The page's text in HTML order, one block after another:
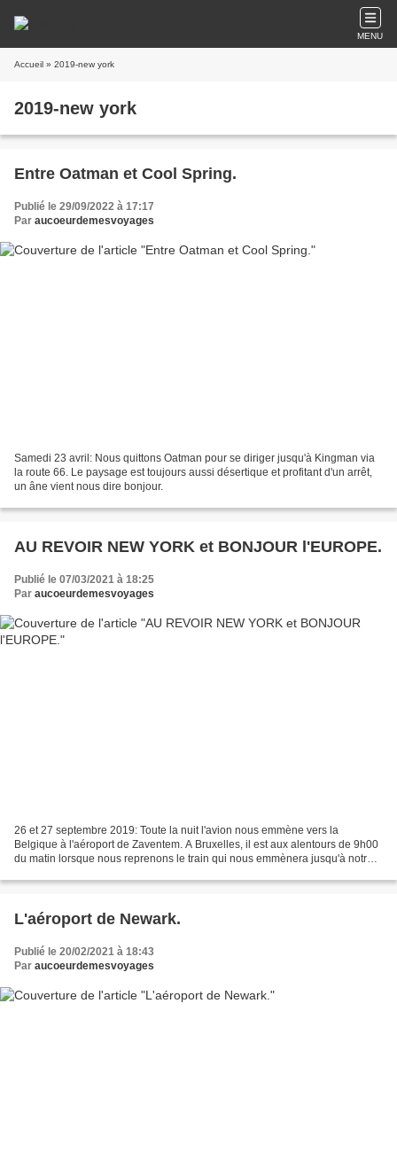
MENU
Accueil » 2019-new york
2019-new york
Entre Oatman et Cool Spring.
Publié le 29/09/2022 à 17:17
Par aucoeurdemesvoyages
Samedi 23 avril: Nous quittons Oatman pour se diriger jusqu'à Kingman via
la route 66. Le paysage est toujours aussi désertique et profitant d'un arrêt,
un âne vient nous dire bonjour.
AU REVOIR NEW YORK et BONJOUR l'EUROPE.
Publié le 07/03/2021 à 18:25
Par aucoeurdemesvoyages
26 et 27 septembre 2019: Toute la nuit l'avion nous emmène vers la
Belgique à l'aéroport de Zaventem. A Bruxelles, il est aux alentours de 9h00
du matin lorsque nous reprenons le train qui nous emmènera jusqu'à notre
L'aéroport de Newark.
Publié le 20/02/2021 à 18:43
Par aucoeurdemesvoyages